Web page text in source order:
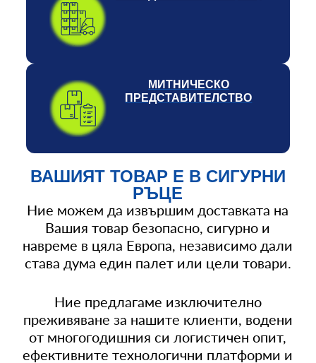
МИТНИЧЕСКО
ПРЕДСТАВИТЕЛСТВО
ВАШИЯТ ТОВАР Е В СИГУРНИ
РЪЦЕ
Ние можем да извършим доставката на
Вашия товар безопасно, сигурно и
навреме в цяла Европа, независимо дали
става дума един палет или цели товари.
Ние предлагаме изключителнo
преживяване за нашите клиенти, водени
от многогодишния си логистичен опит,
ефективните технологични платформи и